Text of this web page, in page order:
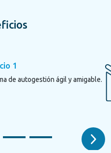
1
de autogestión ágil y amigable.